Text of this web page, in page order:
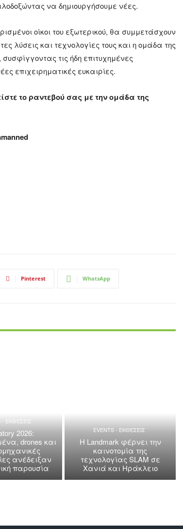
να δημιουργήσουμε νέες.
οίκοι του εξωτερικού, θα συμμετάσχουν
λύσεις και τεχνολογίες τους και η ομάδα της
τις ήδη επιτυχημένες
επιχειρηματικές ευκαιρίες.
το ραντεβού σας με την ομάδα της
Pinterest WhatsApp
- ΕΚΘΕΣΕΙΣ
2026:
drones και
ανέδειξαν
παρουσία
EVENTS - ΕΚΘΕΣΕΙΣ
Η Landmark φέρνει την
καινοτομία της
τεχνολογίας SLAM σε
Χανιά και Ηράκλειο